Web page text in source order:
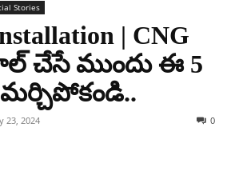
Stories
| CNG
చేసే ముందు ఈ 5
23, 2024 0